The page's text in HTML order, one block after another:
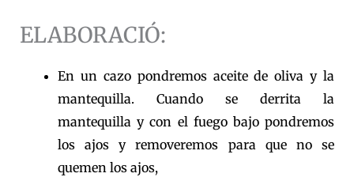
ELABORACIÓ:
En un cazo pondremos aceite de oliva y la
mantequilla. Cuando se derrita la
mantequilla y con el fuego bajo pondremos
los ajos y removeremos para que no se
quemen los ajos,